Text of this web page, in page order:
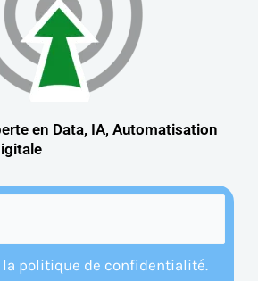
en Data, IA, Automatisation
la politique de confidentialité.